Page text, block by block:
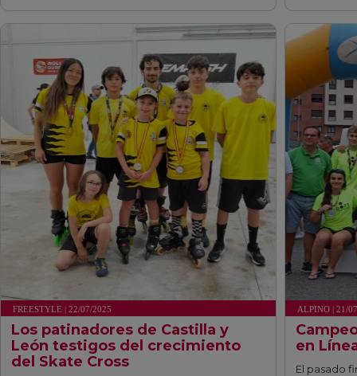
FREESTYLE | 22/07/2025
Los patinadores de Castilla y
León testigos del crecimiento
del Skate Cross
fff
ALPINO | 21/
en
El pasado